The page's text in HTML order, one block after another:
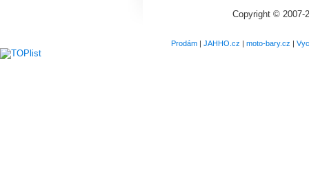
Copyright © 2007-
Prodám| JAHHO.cz | moto-bary.cz |